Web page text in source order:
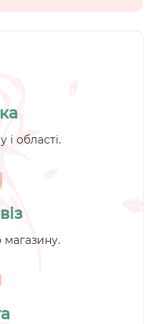
області.